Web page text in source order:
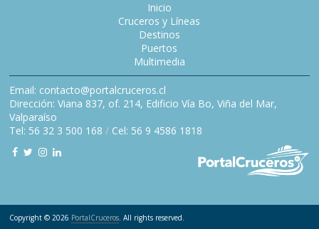
Inicio
Cruceros y Líneas
Destinos
Puertos
Multimedia
Email: contacto@portalcruceros.cl
Dirección: Viana 837, of. 214, Edificio Vía Bo, Viña del Mar,
Valparaíso
Tel: 56 32 3 500 168 / Cel: 56 9 4586 1818
Copyright © 2026 PortalCruceros. All rights reserved.